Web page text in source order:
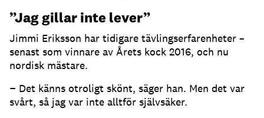
”Jag gillar inte lever”
Jimmi Eriksson har tidigare tävlingserfarenheter –
senast som vinnare av Årets kock 2016, och nu
nordisk mästare.
− Det känns otroligt skönt, säger han. Men det var
svårt, så jag var inte alltför självsäker.